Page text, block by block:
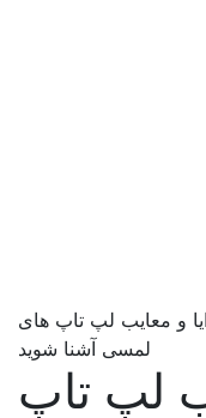
لپ تاپ ‌های
لمسی آشنا شوید
لپ تاپ